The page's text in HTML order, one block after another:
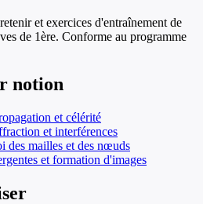
et exercices d'entraînement de
de 1ère. Conforme au programme
notion
et célérité
et interférences
des mailles et des nœuds
et formation d'images